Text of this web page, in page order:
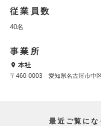
従業員数
40名
事業所
本社
〒460-0003 愛知県名古屋市中
最近ご覧にな